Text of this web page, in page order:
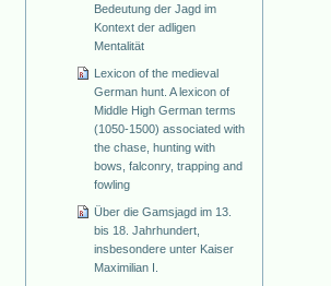
Bedeutung der Jagd im
Kontext der adligen
Mentalität
Lexicon of the medieval
German hunt. A lexicon of
Middle High German terms
(1050-1500) associated with
the chase, hunting with
bows, falconry, trapping and
fowling
Über die Gamsjagd im 13.
bis 18. Jahrhundert,
insbesondere unter Kaiser
Maximilian I.